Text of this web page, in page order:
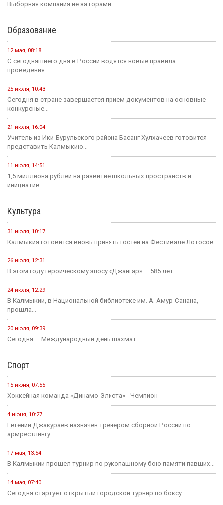
Выборная компания не за горами.
Образование
12 мая, 08:18
С сегодняшнего дня в России водятся новые правила
проведения...
25 июля, 10:43
Сегодня в стране завершается прием документов на основные
конкурсные...
21 июля, 16:04
Учитель из Ики-Бурульского района Басанг Хулхачеев готовится
представить Калмыкию...
11 июля, 14:51
1,5 миллиона рублей на развитие школьных пространств и
инициатив...
Культура
31 июля, 10:17
Калмыкия готовится вновь принять гостей на Фестивале Лотосов.
26 июля, 12:31
В этом году героическому эпосу «Джангар» — 585 лет.
24 июля, 12:29
В Калмыкии, в Национальной библиотеке им. А. Амур-Санана,
прошла...
20 июля, 09:39
Сегодня — Международный день шахмат.
Спорт
15 июня, 07:55
Хоккейная команда «Динамо-Элиста» - Чемпион
4 июня, 10:27
Евгений Джакураев назначен тренером сборной России по
армрестлингу
17 мая, 13:54
В Калмыкии прошел турнир по рукопашному бою памяти павших...
14 мая, 07:40
Сегодня стартует открытый городской турнир по боксу